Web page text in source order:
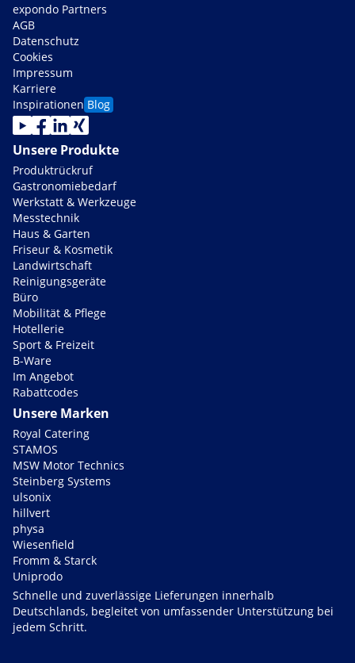
expondo Partners
AGB
Datenschutz
Cookies
Impressum
Karriere
Inspirationen Blog
Unsere Produkte
Produktrückruf
Gastronomiebedarf
Werkstatt & Werkzeuge
Messtechnik
Haus & Garten
Friseur & Kosmetik
Landwirtschaft
Reinigungsgeräte
Büro
Mobilität & Pflege
Hotellerie
Sport & Freizeit
B-Ware
Im Angebot
Rabattcodes
Unsere Marken
Royal Catering
STAMOS
MSW Motor Technics
Steinberg Systems
ulsonix
hillvert
physa
Wiesenfield
Fromm & Starck
Uniprodo
Schnelle und zuverlässige Lieferungen innerhalb
Deutschlands, begleitet von umfassender Unterstützung bei
jedem Schritt.